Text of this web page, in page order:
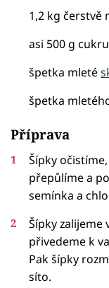
1,2 kg čerstvě
asi 500 g cukru
špetka mleté
špetka
Příprava
Šípky
přepůlíme a
semínka a
Šípky
přivedeme k
Pak šípky
síto.